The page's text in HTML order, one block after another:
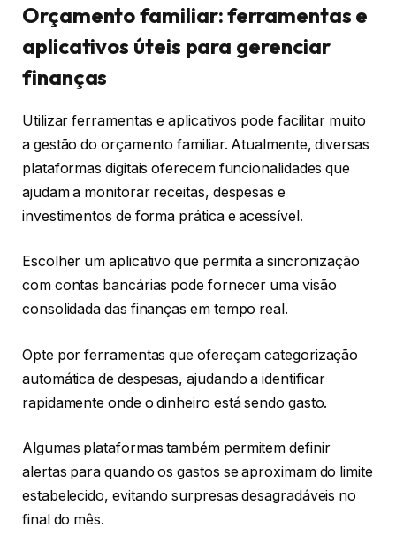
Orçamento familiar: ferramentas e
aplicativos úteis para gerenciar
finanças
Utilizar ferramentas e aplicativos pode facilitar muito
a gestão do orçamento familiar. Atualmente, diversas
plataformas digitais oferecem funcionalidades que
ajudam a monitorar receitas, despesas e
investimentos de forma prática e acessível.
Escolher um aplicativo que permita a sincronização
com contas bancárias pode fornecer uma visão
consolidada das finanças em tempo real.
Opte por ferramentas que ofereçam categorização
automática de despesas, ajudando a identificar
rapidamente onde o dinheiro está sendo gasto.
Algumas plataformas também permitem definir
alertas para quando os gastos se aproximam do limite
estabelecido, evitando surpresas desagradáveis no
final do mês.